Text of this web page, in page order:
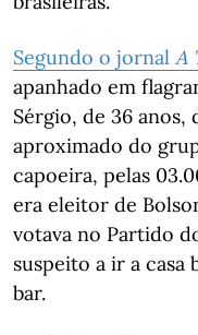
Segundo o jornal A
apanhado em
Sérgio, de 36 anos,
aproximado do
capoeira, pelas
era eleitor de
votava no Partido
suspeito a ir a casa
bar.